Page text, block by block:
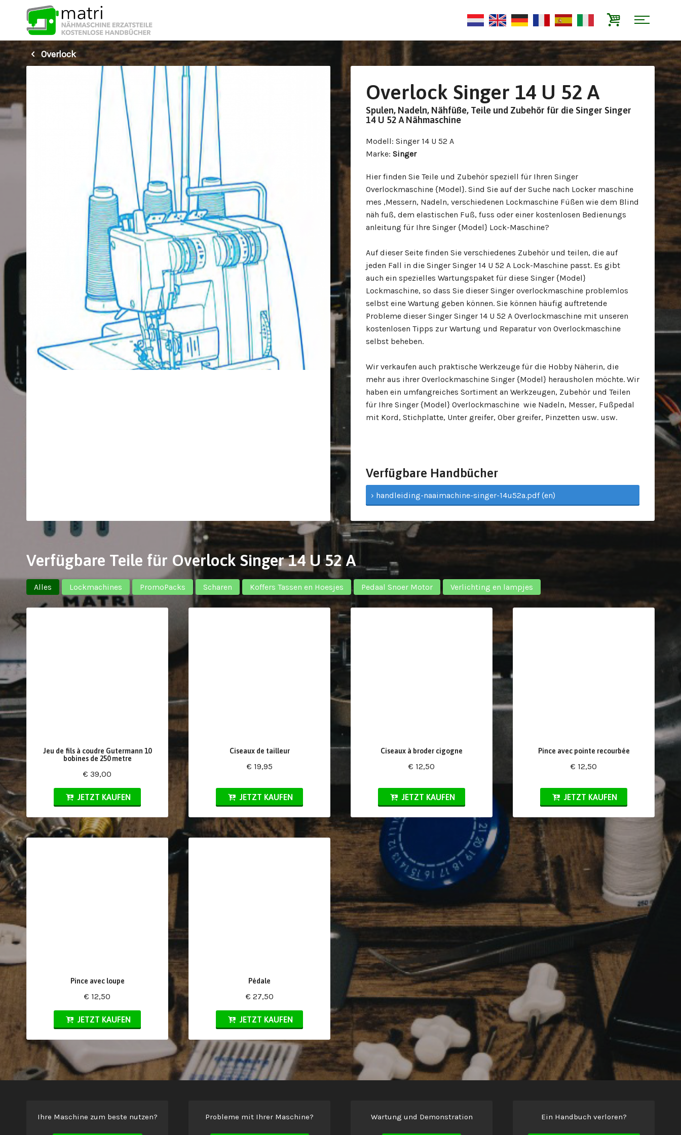
Overlock
Overlock Singer 14 U 52 A
Spulen, Nadeln, Nähfüße, Teile und Zubehör für die Singer Singer
14 U 52 A Nähmaschine
Modell: Singer 14 U 52 A
Marke: Singer
Hier finden Sie Teile und Zubehör speziell für Ihren Singer
Overlockmaschine {Model}. Sind Sie auf der Suche nach Locker maschine
mes ,Messern, Nadeln, verschiedenen Lockmaschine Füßen wie dem Blind
näh fuß, dem elastischen Fuß, fuss oder einer kostenlosen Bedienungs
anleitung für Ihre Singer {Model} Lock-Maschine?
Auf dieser Seite finden Sie verschiedenes Zubehör und teilen, die auf
jeden Fall in die Singer Singer 14 U 52 A Lock-Maschine passt. Es gibt
auch ein spezielles Wartungspaket für diese Singer {Model}
Lockmaschine, so dass Sie dieser Singer overlockmaschine problemlos
selbst eine Wartung geben können. Sie können häufig auftretende
Probleme dieser Singer Singer 14 U 52 A Overlockmaschine mit unseren
kostenlosen Tipps zur Wartung und Reparatur von Overlockmaschine
selbst beheben.
Wir verkaufen auch praktische Werkzeuge für die Hobby Näherin, die
mehr aus ihrer Overlockmaschine Singer {Model} herausholen möchte. Wir
haben ein umfangreiches Sortiment an Werkzeugen, Zubehör und Teilen
für Ihre Singer {Model} Overlockmaschine wie Nadeln, Messer, Fußpedal
mit Kord, Stichplatte, Unter greifer, Ober greifer, Pinzetten usw. usw.
Verfügbare Handbücher
› handleiding-naaimachine-singer-14u52a.pdf (en)
Verfügbare Teile für Overlock Singer 14 U 52 A
Alles Lockmachines PromoPacks Scharen Koffers Tassen en Hoesjes Pedaal Snoer Motor Verlichting en lampjes
Jeu de fils à coudre Gutermann 10
bobines de 250 metre
€ 39,00
JETZT KAUFEN
Ciseaux de tailleur
€ 19,95
JETZT KAUFEN
Ciseaux à broder cigogne
€ 12,50
JETZT KAUFEN
Pince avec pointe recourbée
€ 12,50
JETZT KAUFEN
Pince avec loupe
€ 12,50
JETZT KAUFEN
Pédale
€ 27,50
JETZT KAUFEN
Ihre Maschine zum beste nutzen? Probleme mit Ihrer Maschine? Wartung und Demonstration Ein Handbuch verloren?